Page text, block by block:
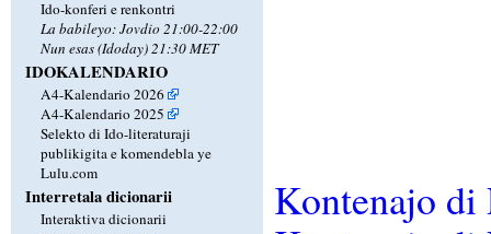
Ido-konferi e renkontri
La babileyo: Jovdio 21:00-22:00
Nun esas (Idoday) 21:30 MET
IDOKALENDARIO
A4-Kalendario 2026
A4-Kalendario 2025
Selekto di Ido-literaturaji
publikigita e komendebla ye
Lulu.com
Interretala dicionarii
Interaktiva dicionarii
Kontenajo di